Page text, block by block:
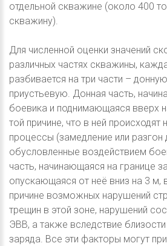
отдельной скважине (около 400
скважину).
Для численной оценки значений
различных частях скважины,
разбивается на три части –
приустьевую. Донная часть,
боевика и поднимающаяся вверх
той причине, что в ней происходят
процессы (замедление или разгон
обусловленные воздействием
часть, начинающаяся на границе
опускающаяся от неё вниз на 3 м,
причине возможных нарушений
трещин в этой зоне, нарушений
ЭВВ, а также вследствие
заряда. Все эти факторы могут